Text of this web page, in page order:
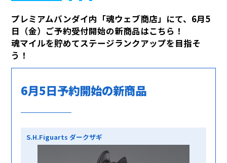
プレミアムバンダイ内「魂ウェブ商店」にて、6月5
日（金）ご予約受付開始の新商品はこちら！
魂マイルを貯めてステージランクアップを目指そ
う！
6月5日予約開始の新商品
S.H.Figuarts ダークザギ